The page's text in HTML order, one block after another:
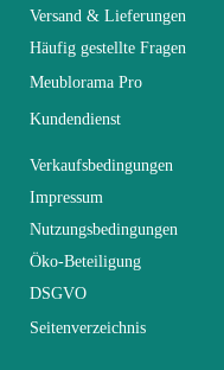
Garantie
Höhe
Breite
Länge
Faltbar
Versand & Lieferungen
Häufig gestellte Fragen
Meublorama Pro
Kundendienst
Verkaufsbedingungen
Impressum
Nutzungsbedingungen
Öko-Beteiligung
DSGVO
Seitenverzeichnis